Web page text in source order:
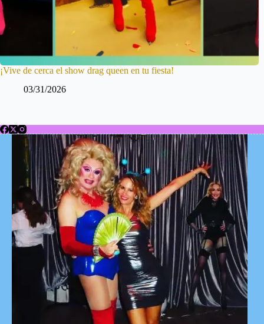
¡Vive de cerca el show drag queen en tu fiesta!
03/31/2026